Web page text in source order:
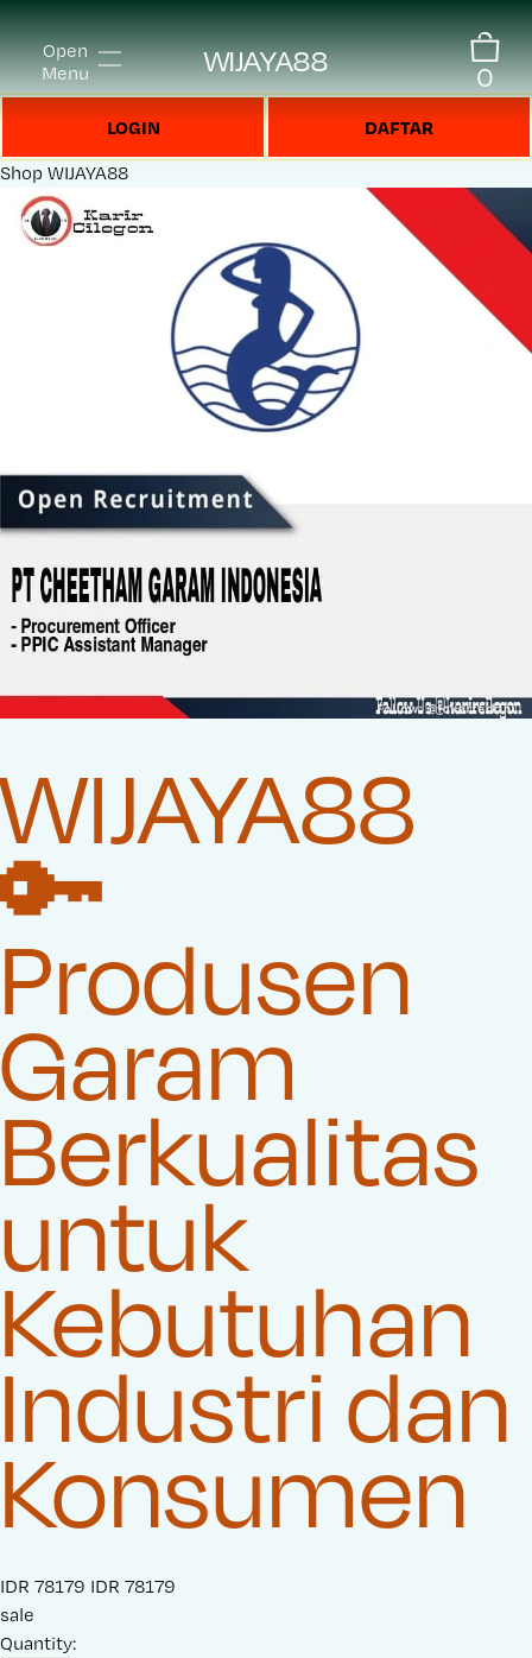
Open
Menu
WIJAYA88 0
LOGIN DAFTAR
Shop WIJAYA88
WIJAYA88
🔑
Produsen
Garam
Berkualitas
untuk
Kebutuhan
Industri dan
Konsumen
S
a
l
IDR 78179 O
IDR 78179
sale
Quantity: